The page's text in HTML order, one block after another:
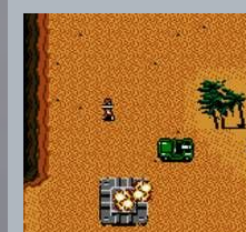
Персии)
Игра
для
денди